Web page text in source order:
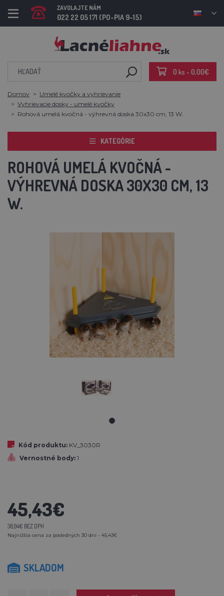
ZAVOLAJTE NÁM
022 22 05 171 (PO-PIA 9-15)
0 ks - 0,00€
Domov
Umelé kvočky a vyhrievanie
Vyhrievacie dosky - umelé kvočky
Rohová umelá kvočná - výhrevná doska 30x30 cm, 13 W.
KATEGÓRIE
ROHOVÁ UMELÁ KVOČNÁ -
VÝHREVNÁ DOSKA 30X30 CM, 13
W.
Kód produktu: KV_3030R
Vernostné body: 1
45,43€
36,94€ BEZ DPH
Najnižšia cena za posledných 30 dní - 45,43€
SKLADOM